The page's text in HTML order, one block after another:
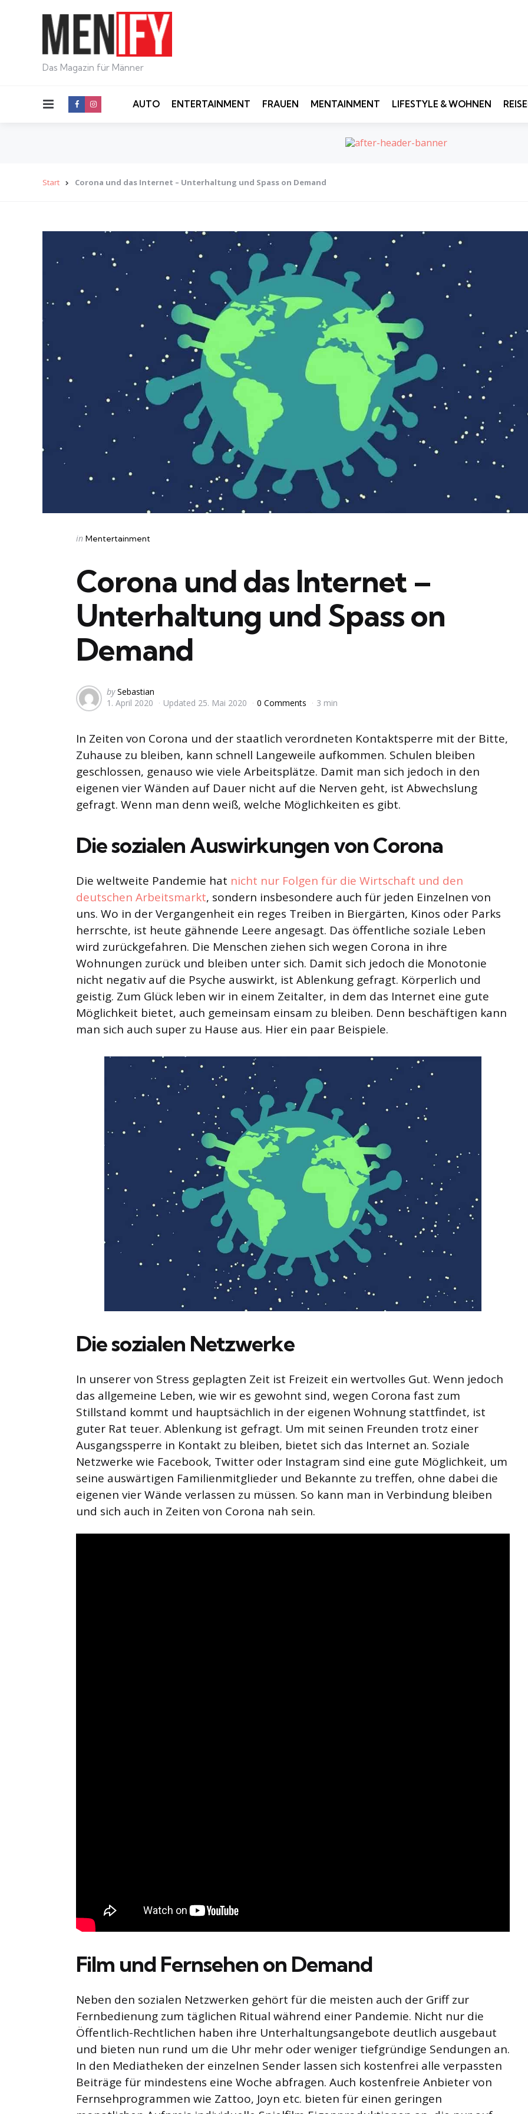
Das Magazin für Männer
Menu AUTO ENTERTAINMENT FRAUEN MENTAINMENT LIFESTYLE & WOHNEN
Start Corona und das Internet – Unterhaltung und Spass on Demand
Categories
Posted
in Mentertainment
Corona und das Internet –
Unterhaltung und Spass on
Demand
Posted
by
by Sebastian
1. April 2020
Updated 25. Mai 2020 0 Comments 3 min
In Zeiten von Corona und der staatlich verordneten Kontaktsperre mit der Bitte,
Zuhause zu bleiben, kann schnell Langeweile aufkommen. Schulen bleiben
geschlossen, genauso wie viele Arbeitsplätze. Damit man sich jedoch in den
eigenen vier Wänden auf Dauer nicht auf die Nerven geht, ist Abwechslung
gefragt. Wenn man denn weiß, welche Möglichkeiten es gibt.
Die sozialen Auswirkungen von Corona
Die weltweite Pandemie hat nicht nur Folgen für die Wirtschaft und den
deutschen Arbeitsmarkt, sondern insbesondere auch für jeden Einzelnen von
uns. Wo in der Vergangenheit ein reges Treiben in Biergärten, Kinos oder Parks
herrschte, ist heute gähnende Leere angesagt. Das öffentliche soziale Leben
wird zurückgefahren. Die Menschen ziehen sich wegen Corona in ihre
Wohnungen zurück und bleiben unter sich. Damit sich jedoch die Monotonie
nicht negativ auf die Psyche auswirkt, ist Ablenkung gefragt. Körperlich und
geistig. Zum Glück leben wir in einem Zeitalter, in dem das Internet eine gute
Möglichkeit bietet, auch gemeinsam einsam zu bleiben. Denn beschäftigen kann
man sich auch super zu Hause aus. Hier ein paar Beispiele.
Die sozialen Netzwerke
In unserer von Stress geplagten Zeit ist Freizeit ein wertvolles Gut. Wenn jedoch
das allgemeine Leben, wie wir es gewohnt sind, wegen Corona fast zum
Stillstand kommt und hauptsächlich in der eigenen Wohnung stattfindet, ist
guter Rat teuer. Ablenkung ist gefragt. Um mit seinen Freunden trotz einer
Ausgangssperre in Kontakt zu bleiben, bietet sich das Internet an. Soziale
Netzwerke wie Facebook, Twitter oder Instagram sind eine gute Möglichkeit, um
seine auswärtigen Familienmitglieder und Bekannte zu treffen, ohne dabei die
eigenen vier Wände verlassen zu müssen. So kann man in Verbindung bleiben
und sich auch in Zeiten von Corona nah sein.
Film und Fernsehen on Demand
Neben den sozialen Netzwerken gehört für die meisten auch der Griff zur
Fernbedienung zum täglichen Ritual während einer Pandemie. Nicht nur die
Öffentlich-Rechtlichen haben ihre Unterhaltungsangebote deutlich ausgebaut
und bieten nun rund um die Uhr mehr oder weniger tiefgründige Sendungen an.
In den Mediatheken der einzelnen Sender lassen sich kostenfrei alle verpassten
Beiträge für mindestens eine Woche abfragen. Auch kostenfreie Anbieter von
Fernsehprogrammen wie Zattoo, Joyn etc. bieten für einen geringen